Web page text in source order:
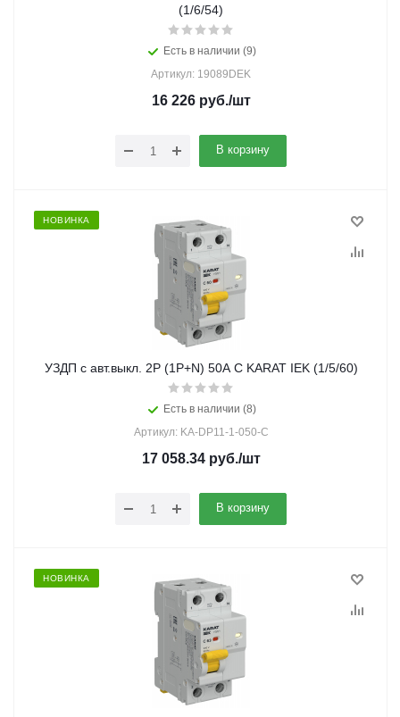
(1/6/54)
Есть в наличии (9)
Артикул: 19089DEK
16 226руб./шт
В корзину
НОВИНКА
УЗДП c авт.выкл. 2Р (1Р+N) 50A C KARAT IEK (1/5/60)
Есть в наличии (8)
Артикул: KA-DP11-1-050-C
17 058.34руб./шт
В корзину
НОВИНКА